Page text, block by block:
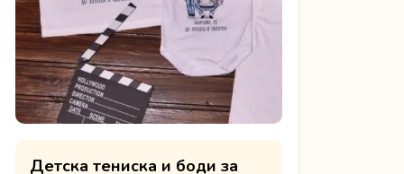
Детска тениска и боди за